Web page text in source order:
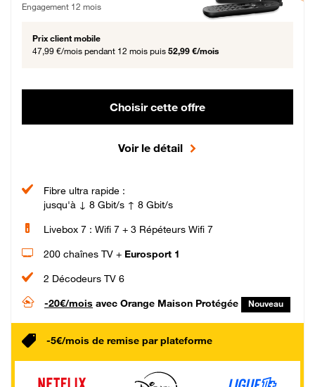
Engagement 12 mois
Prix client mobile
47,99 €/mois pendant 12 mois puis 52,99 €/mois
Choisir cette offre
Voir le détail
Fibre ultra rapide :
jusqu'à ↓ 8 Gbit/s ↑ 8 Gbit/s
Livebox 7 : Wifi 7 + 3 Répéteurs Wifi 7
200 chaînes TV + Eurosport 1
2 Décodeurs TV 6
-20€/mois avec Orange Maison Protégée Nouveau
-5€/mois de remise par plateforme